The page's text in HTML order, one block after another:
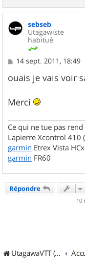
sebseb
Utagawiste
habitué
M
s
s
g
e
14 sept. 2011, 18:49
ouais je vais voir
Merci
Ce qui ne tue pas
Lapierre Xcontrol 410
garmin Etrex Vista HCx
garmin FR60
Répondre
10
UtagawaVTT (Randos VTT et VTTAE avec traces GPS)